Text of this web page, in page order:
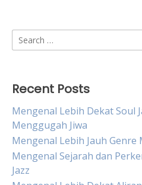
Search
for:
Recent Posts
Mengenal Lebih Dekat Soul
Menggugah Jiwa
Mengenal Lebih Jauh Genre
Mengenal Sejarah dan
Jazz